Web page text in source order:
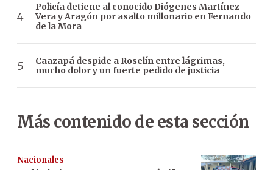
Policía detiene al conocido Diógenes Martínez
Vera y Aragón por asalto millonario en Fernando
de la Mora
Caazapá despide a Roselín entre lágrimas,
mucho dolor y un fuerte pedido de justicia
Más contenido de esta sección
Nacionales